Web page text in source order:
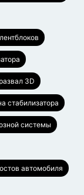
3D
стабилизатора
системы
автомобиля